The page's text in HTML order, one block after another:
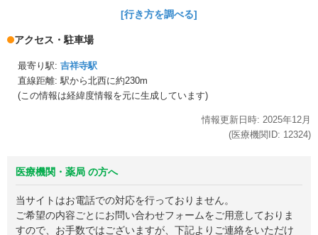
[行き方を調べる]
アクセス・駐車場
最寄り駅: 吉祥寺駅
直線距離: 駅から北西に約230m
(この情報は経緯度情報を元に生成しています)
情報更新日時: 2025年12月
(医療機関ID: 12324)
医療機関・薬局 の方へ
当サイトはお電話での対応を行っておりません。
ご希望の内容ごとにお問い合わせフォームをご用意しておりま
すので、お手数ではございますが、下記よりご連絡をいただけ